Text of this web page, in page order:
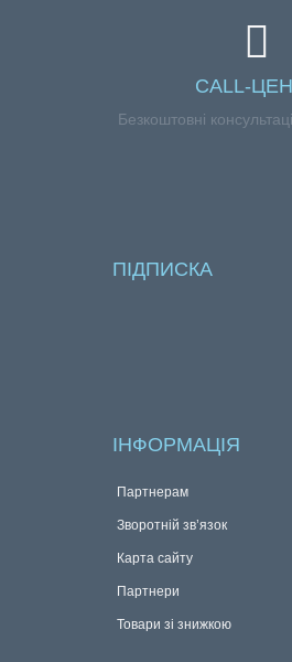
CALL-
Безкоштовні
ПІДПИСКА
ІНФОРМАЦІЯ
Партнерам
Зворотній зв’язок
Карта сайту
Партнери
Товари зі знижкою